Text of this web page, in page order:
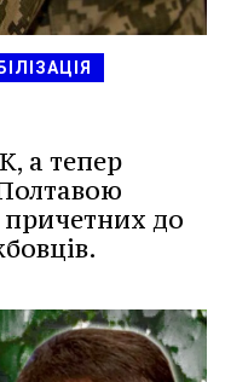
а тепер
причетних до